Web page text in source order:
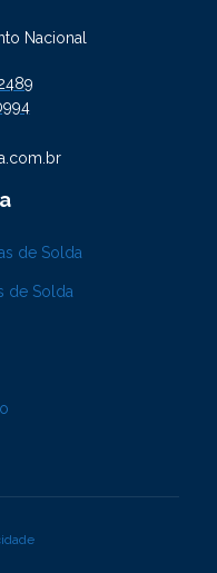
Nacional
de Solda
de Solda